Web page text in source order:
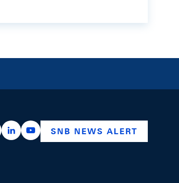
https://x.com/snb_bns
https://ch.linkedin.com/company/swiss-
https://www.youtube.com/
SNB NEWS ALERT